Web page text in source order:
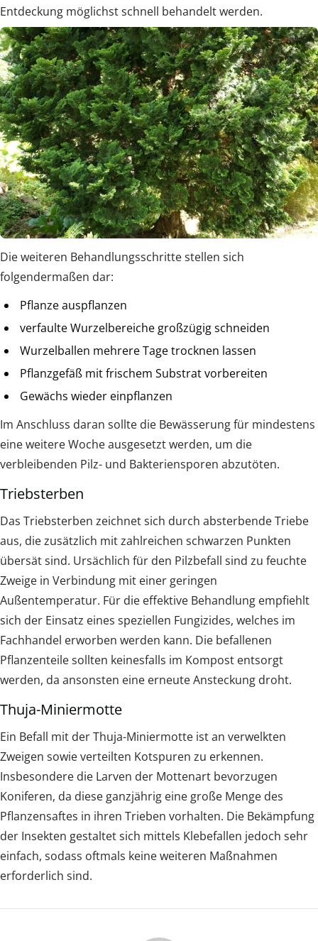
Entdeckung möglichst schnell behandelt werden.
Die weiteren Behandlungsschritte stellen sich
folgendermaßen dar:
Pflanze auspflanzen
verfaulte Wurzelbereiche großzügig schneiden
Wurzelballen mehrere Tage trocknen lassen
Pflanzgefäß mit frischem Substrat vorbereiten
Gewächs wieder einpflanzen
Im Anschluss daran sollte die Bewässerung für mindestens
eine weitere Woche ausgesetzt werden, um die
verbleibenden Pilz- und Bakteriensporen abzutöten.
Triebsterben
Das Triebsterben zeichnet sich durch absterbende Triebe
aus, die zusätzlich mit zahlreichen schwarzen Punkten
übersät sind. Ursächlich für den Pilzbefall sind zu feuchte
Zweige in Verbindung mit einer geringen
Außentemperatur. Für die effektive Behandlung empfiehlt
sich der Einsatz eines speziellen Fungizides, welches im
Fachhandel erworben werden kann. Die befallenen
Pflanzenteile sollten keinesfalls im Kompost entsorgt
werden, da ansonsten eine erneute Ansteckung droht.
Thuja-Miniermotte
Ein Befall mit der Thuja-Miniermotte ist an verwelkten
Zweigen sowie verteilten Kotspuren zu erkennen.
Insbesondere die Larven der Mottenart bevorzugen
Koniferen, da diese ganzjährig eine große Menge des
Pflanzensaftes in ihren Trieben vorhalten. Die Bekämpfung
der Insekten gestaltet sich mittels Klebefallen jedoch sehr
einfach, sodass oftmals keine weiteren Maßnahmen
erforderlich sind.